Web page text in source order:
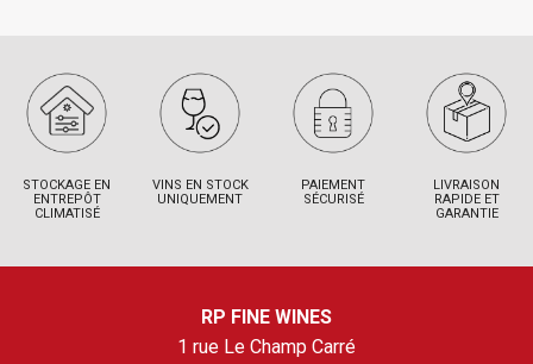
STOCKAGE EN
ENTREPÔT
CLIMATISÉ
VINS EN STOCK
UNIQUEMENT
PAIEMENT
SÉCURISÉ
LIVRAISON
RAPIDE ET
GARANTIE
RP FINE WINES
1 rue Le Champ Carré